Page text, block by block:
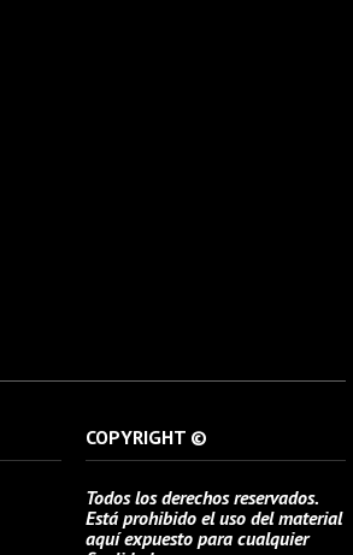
COPYRIGHT ©
Todos los derechos reservados.
Está prohibido el uso del material
aquí expuesto para cualquier